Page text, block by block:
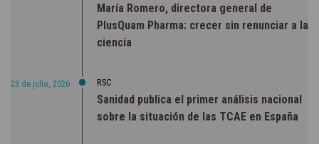
María Romero, directora general de
PlusQuam Pharma: crecer sin renunciar a la
ciencia
23 de julio, 2026 RSC
Sanidad publica el primer análisis nacional
sobre la situación de las TCAE en España